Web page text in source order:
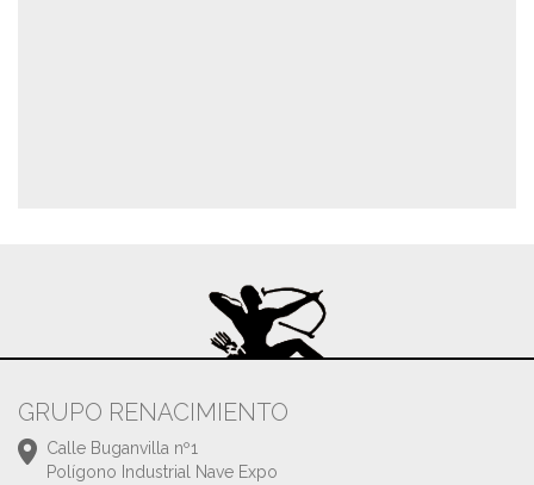
GRUPO RENACIMIENTO
Calle Buganvilla nº1
Polígono Industrial Nave Expo